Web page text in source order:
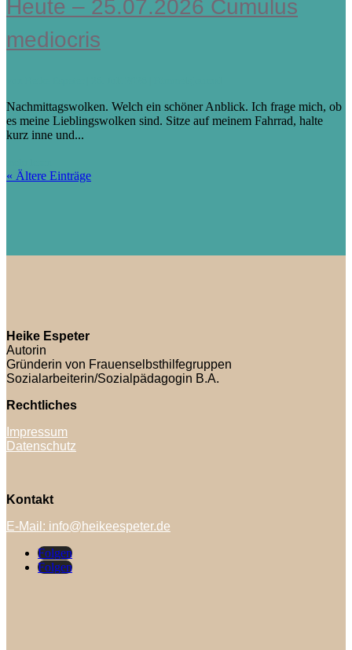
Heute – 25.07.2026 Cumulus
mediocris
Nachmittagswolken. Welch ein schöner Anblick. Ich frage mich, ob
es meine Lieblingswolken sind. Sitze auf meinem Fahrrad, halte
kurz inne und...
« Ältere Einträge
Heike Espeter
Autorin
Gründerin von Frauenselbsthilfegruppen
Sozialarbeiterin/Sozialpädagogin B.A.
Rechtliches
Impressum
Datenschutz
Kontakt
E-Mail: info@heikeespeter.de
Folgen
Folgen